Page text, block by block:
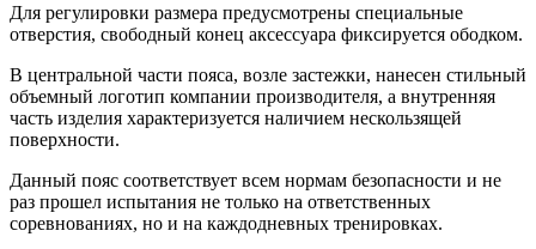
Для регулировки размера предусмотрены специальные
отверстия, свободный конец аксессуара фиксируется ободком.
В центральной части пояса, возле застежки, нанесен стильный
объемный логотип компании производителя, а внутренняя
часть изделия характеризуется наличием нескользящей
поверхности.
Данный пояс соответствует всем нормам безопасности и не
раз прошел испытания не только на ответственных
соревнованиях, но и на каждодневных тренировках.